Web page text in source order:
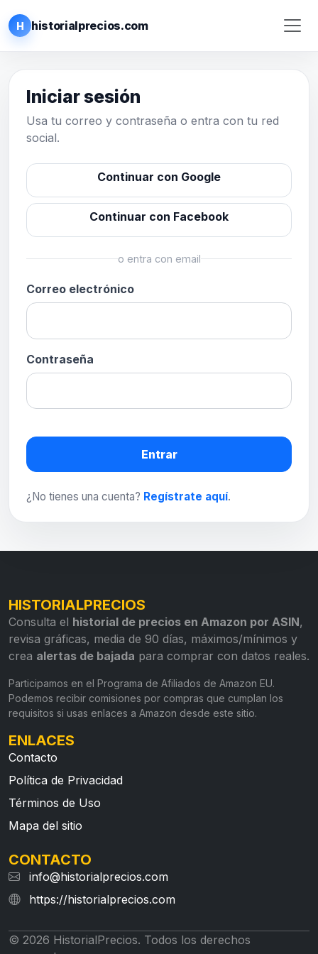
H historialprecios.com
Iniciar sesión
Usa tu correo y contraseña o entra con tu red
social.
Continuar con Google
Continuar con Facebook
o entra con email
Correo electrónico
Contraseña
Entrar
¿No tienes una cuenta? Regístrate aquí.
HISTORIALPRECIOS
Consulta el historial de precios en Amazon por ASIN,
revisa gráficas, media de 90 días, máximos/mínimos y
crea alertas de bajada para comprar con datos reales.
Participamos en el Programa de Afiliados de Amazon EU.
Podemos recibir comisiones por compras que cumplan los
requisitos si usas enlaces a Amazon desde este sitio.
ENLACES
Contacto
Política de Privacidad
Términos de Uso
Mapa del sitio
CONTACTO
info@historialprecios.com
https://historialprecios.com
© 2026 HistorialPrecios. Todos los derechos